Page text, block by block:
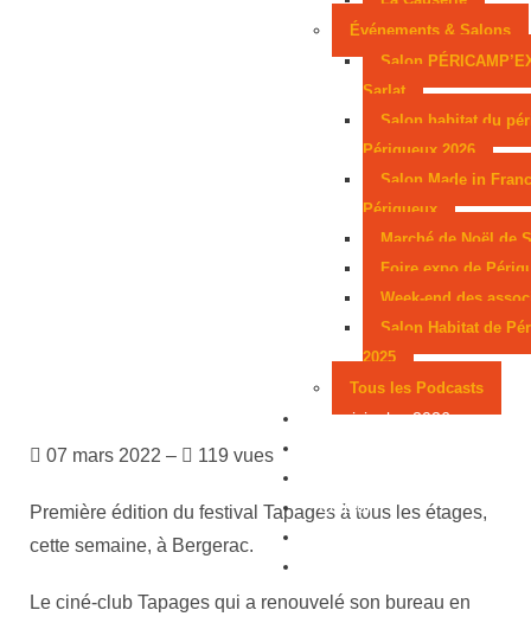
Événements & Salons
Salon
Sarlat
Salon habitat du
Périgueux 2026
Salon Made in
Périgueux
Marché de Noël de
Foire expo de
Week-end des
Salon Habitat de
2025
Tous les Podcasts
Municipales 2026
Emploi
07 mars 2022 – 119 vues
Première édition du festival Tapages à tous les étages,
cette semaine, à Bergerac.
Le ciné-club Tapages qui a renouvelé son bureau en